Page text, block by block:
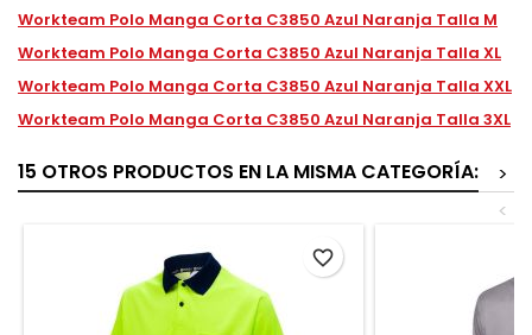
Workteam Polo Manga Corta C3850 Azul Naranja Talla M
Workteam Polo Manga Corta C3850 Azul Naranja Talla XL
Workteam Polo Manga Corta C3850 Azul Naranja Talla XXL
Workteam Polo Manga Corta C3850 Azul Naranja Talla 3XL
15 OTROS PRODUCTOS EN LA MISMA CATEGORÍA:
>
<
favorite_border